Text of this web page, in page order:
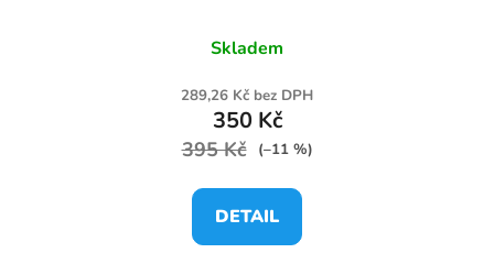
Skladem
289,26 Kč bez DPH
350 Kč
395 Kč (–11 %)
DETAIL